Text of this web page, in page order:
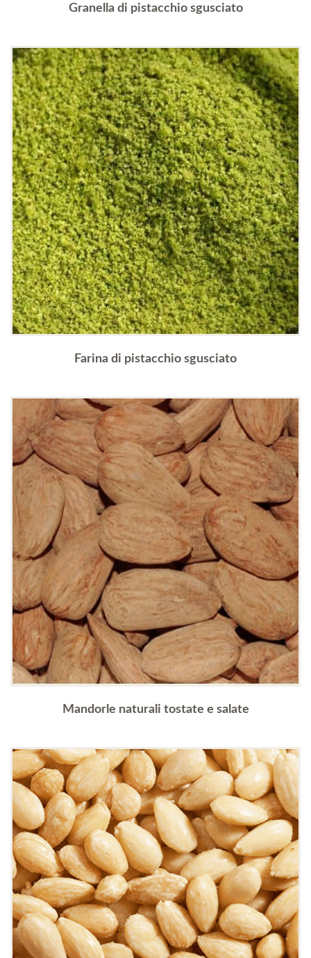
Granella di pistacchio sgusciato
Farina di pistacchio sgusciato
Mandorle naturali tostate e salate